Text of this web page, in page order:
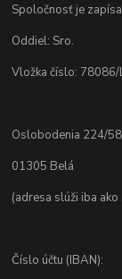
Spoločnosť je
Oddiel: Sro.
Vložka číslo: 78086/
Oslobodenia 224/58
01305 Belá
(adresa slúži iba
Číslo účtu (IBAN):